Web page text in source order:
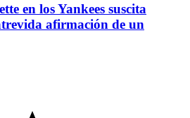
en los Yankees suscita
afirmación de un